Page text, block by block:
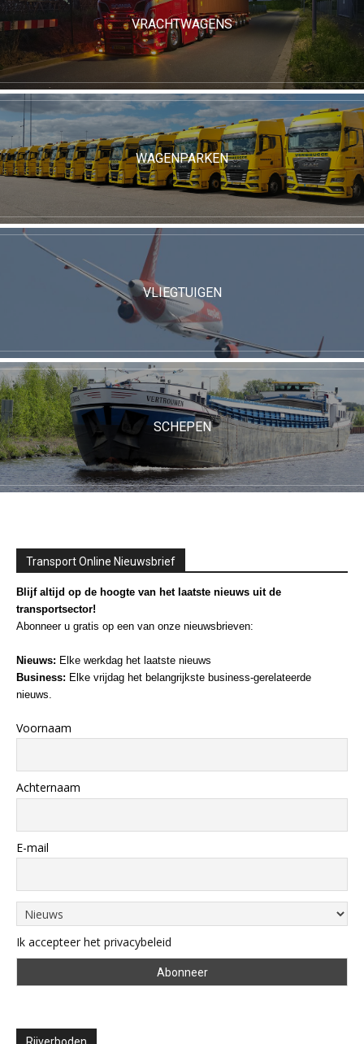
VRACHTWAGENS
WAGENPARKEN
VLIEGTUIGEN
SCHEPEN
Transport Online Nieuwsbrief
Blijf altijd op de hoogte van het laatste nieuws uit de
transportsector!
Abonneer u gratis op een van onze nieuwsbrieven:
Nieuws: Elke werkdag het laatste nieuws
Business: Elke vrijdag het belangrijkste business-gerelateerde
nieuws.
Voornaam
Achternaam
E-mail
Ik accepteer het privacybeleid